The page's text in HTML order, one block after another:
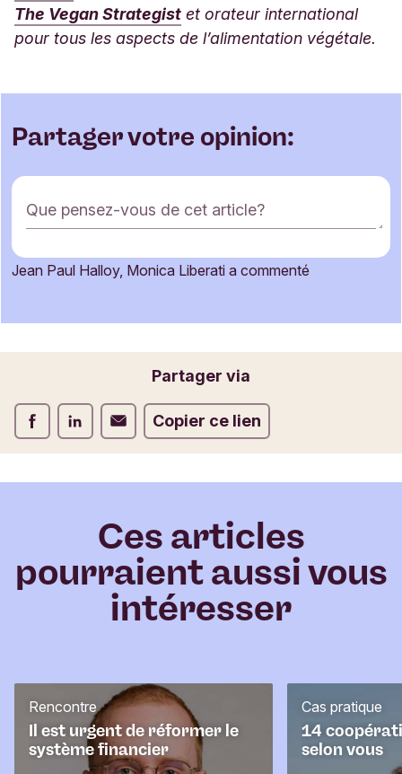
The Vegan Strategist et orateur international
pour tous les aspects de l’alimentation végétale.
Partager votre opinion:
F
o
m
a
d
e
c
m
a
Que pensez-vous de cet article?
Votre adresse e-mail
Jean Paul Halloy, Monica Liberati a commenté
Partager via
Partager via Facebook
Partager via LinkedIn
Partager via E-mail
Copier ce lien
Ces articles
pourraient aussi vous
intéresser
Il est urgent de réformer le
système financier
Rencontre
14
selon vous
Cas pratique